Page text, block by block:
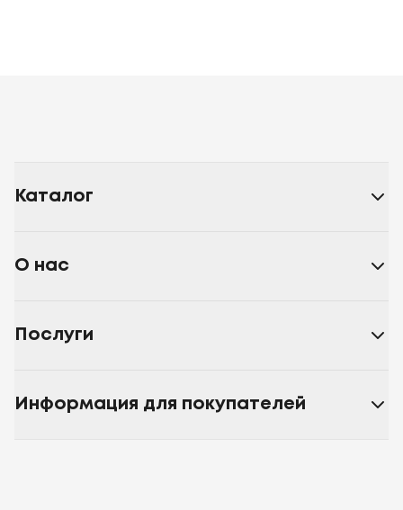
Каталог
О нас
Послуги
Информация для покупателей